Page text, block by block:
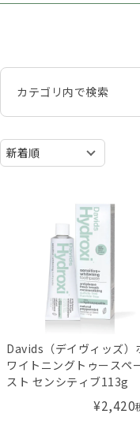
カテゴリ内で検索
Davids（デイヴィッズ）
ワイトニングトゥースペ
スト センシティブ113g
¥2,420